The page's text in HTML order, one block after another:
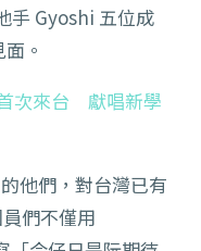
手 Gyoshi 五位成
。
次來台 獻唱新學
他們，對台灣已有
們不僅用